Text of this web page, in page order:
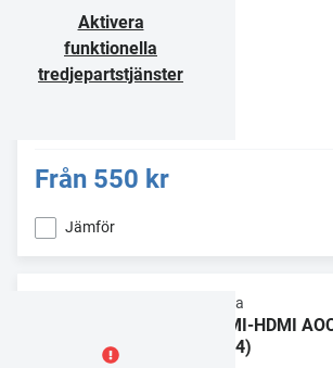
Aktivera
funktionella
tredjepartstjänster
Från 550 kr
Jämför
Supra
HDMI-HDMI
(Mk4)